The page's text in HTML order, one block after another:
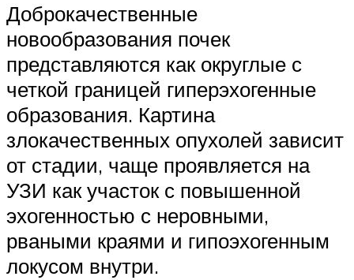
Доброкачественные
новообразования почек
представляются как округлые с
четкой границей гиперэхогенные
образования. Картина
злокачественных опухолей зависит
от стадии, чаще проявляется на
УЗИ как участок с повышенной
эхогенностью с неровными,
рваными краями и гипоэхогенным
локусом внутри.